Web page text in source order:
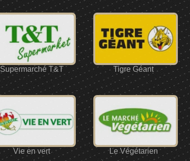
Supermarché T&T Tigre Géant
Vie en vert Le Végétarien